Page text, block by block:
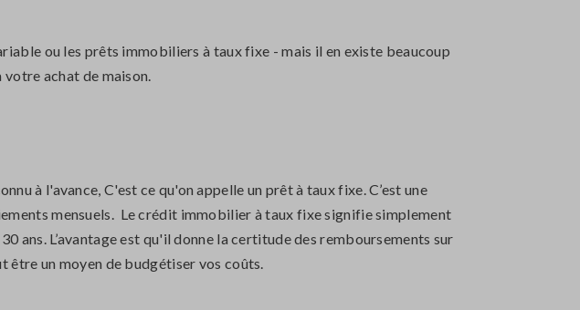
ou les prêts immobiliers à taux fixe - mais il en existe beaucoup
achat de maison.
à l'avance, C'est ce qu'on appelle un prêt à taux fixe. C’est une
mensuels. Le crédit immobilier à taux fixe signifie simplement
ans. L’avantage est qu'il donne la certitude des remboursements sur
être un moyen de budgétiser vos coûts.